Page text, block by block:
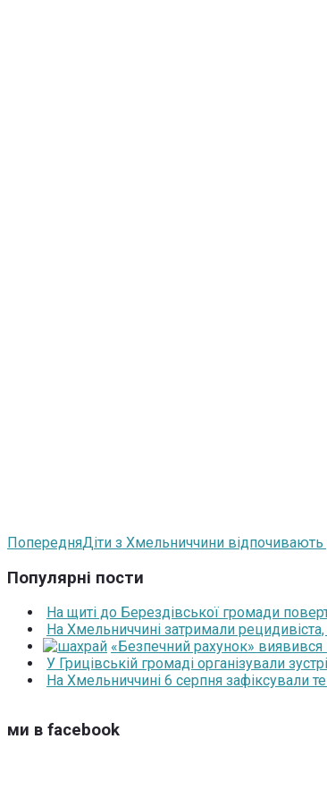
ПопередняДіти з Хмельниччини
Популярні пости
На щиті до Берездівської громади
На Хмельниччині затримали
«Безпечний рахунок»
У Грицівській громаді організували
На Хмельниччині 6 серпня зафіксували
ми в facebook